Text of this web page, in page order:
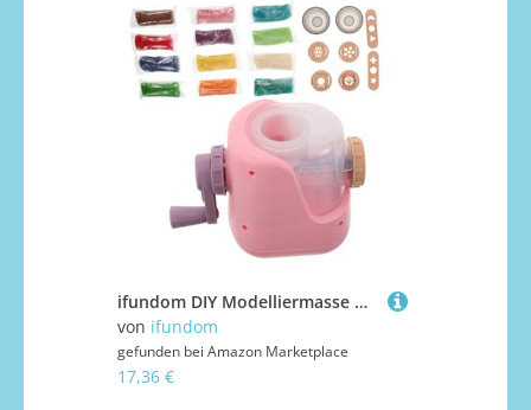
ifundom DIY Modelliermasse Nudelmaschine Weiche Leicht zu Reinigende Knetmasse Manueller Teig-extruder für Fantasievolles Küchenspielzeug Fördert Kreativität und Kognitive Entwicklung
von ifundom
gefunden bei Amazon Marketplace
17,36 €